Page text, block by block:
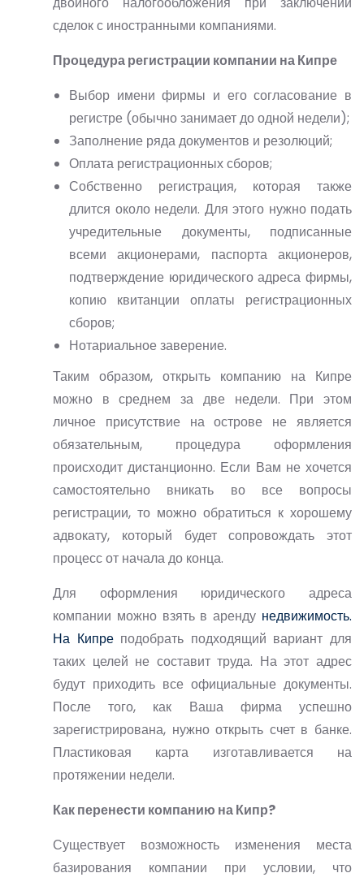
сделок с иностранными компаниями.
Процедура регистрации компании на Кипре
Выбор имени фирмы и его согласование в
регистре (обычно занимает до одной недели);
Заполнение ряда документов и резолюций;
Оплата регистрационных сборов;
Собственно регистрация, которая также
длится около недели. Для этого нужно подать
учредительные документы, подписанные
всеми акционерами, паспорта акционеров,
подтверждение юридического адреса фирмы,
копию квитанции оплаты регистрационных
сборов;
Нотариальное заверение.
Таким образом, открыть компанию на Кипре
можно в среднем за две недели. При этом
личное присутствие на острове не является
обязательным, процедура оформления
происходит дистанционно. Если Вам не хочется
самостоятельно вникать во все вопросы
регистрации, то можно обратиться к хорошему
адвокату, который будет сопровождать этот
процесс от начала до конца.
Для оформления юридического адреса
компании можно взять в аренду недвижимость.
На Кипреподобрать подходящий вариант для
таких целей не составит труда. На этот адрес
будут приходить все официальные документы.
После того, как Ваша фирма успешно
зарегистрирована, нужно открыть счет в банке.
Пластиковая карта изготавливается на
протяжении недели.
Как перенести компанию на Кипр?
Существует возможность изменения места
базирования компании при условии, что